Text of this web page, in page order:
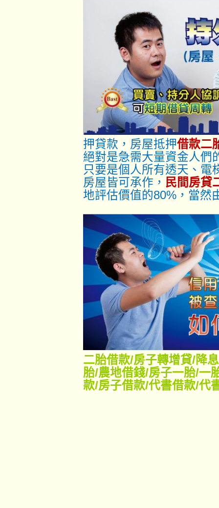
押貸款，房屋抵押借款二
絕對是急需大量資金人們
只要是個人所有透天、電
房屋皆可承作， 民間房貸
地評估價值的80%，當然
二胎借款/房子轉增貸/降
胎/農地借錢/房子一胎/一
款/房子借款/代書借款/代